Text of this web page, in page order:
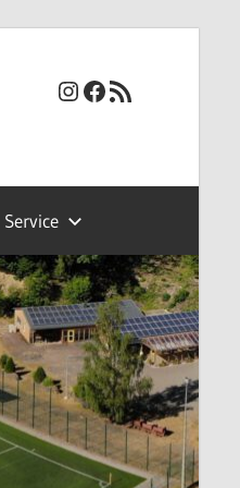
Instagram
Facebook
RSS-Feed
Service